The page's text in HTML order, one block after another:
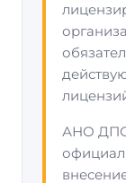
АНО ДПО